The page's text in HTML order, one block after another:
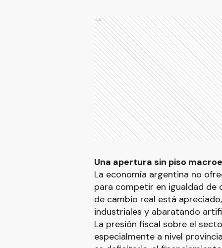
Ads
Una apertura sin piso
La economía argentina no
para competir en igualdad de
de cambio real está
industriales y abaratando
La presión fiscal sobre el
especialmente a nivel